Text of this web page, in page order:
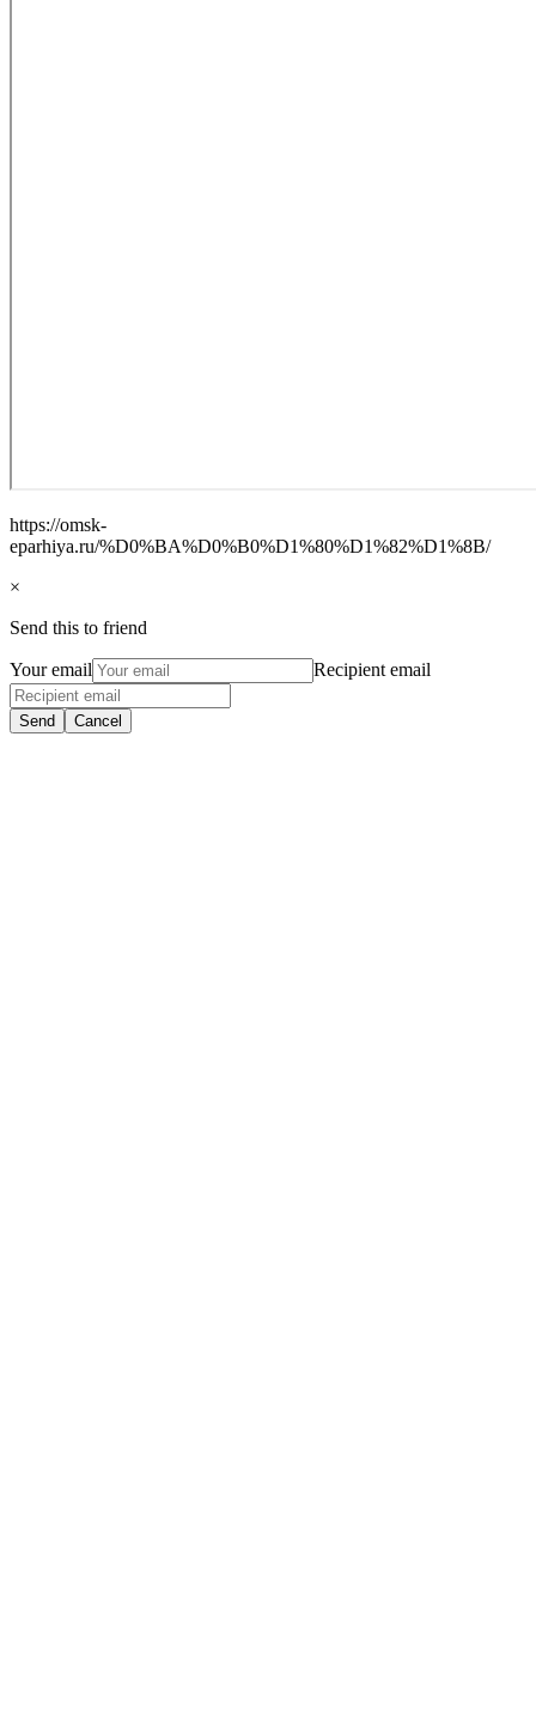
https://omsk-
eparhiya.ru/%D0%BA%D0%B0%D1%80%D1%82%D1%8B/
×
Send this to friend
Your email Recipient email
Send Cancel